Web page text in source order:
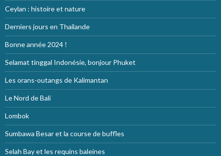
Ceylan : histoire et nature
Derniers jours en Thailande
Bonne année 2024 !
Selamat tinggal Indonésie, bonjour Phuket
Les orans-outangs de Kalimantan
Le Nord de Bali
Lombok
Sumbawa Besar et la course de buffles
Selah Bay et les requins baleines